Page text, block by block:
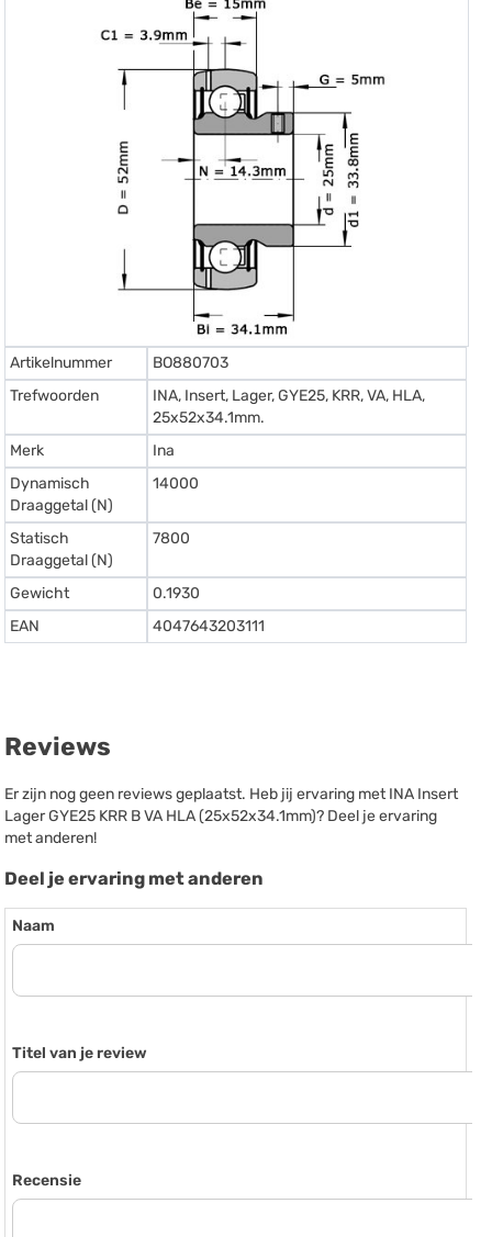
Artikelnummer
BO880703
Trefwoorden
INA, Insert, Lager, GYE25, KRR, VA, HLA,
25x52x34.1mm.
Merk
Ina
Dynamisch
Draaggetal (N)
14000
Statisch
Draaggetal (N)
7800
Gewicht
0.1930
EAN
4047643203111
Reviews
Er zijn nog geen reviews geplaatst. Heb jij ervaring met INA Insert
Lager GYE25 KRR B VA HLA (25x52x34.1mm)? Deel je ervaring
met anderen!
Deel je ervaring met anderen
Naam
Titel van je review
Recensie